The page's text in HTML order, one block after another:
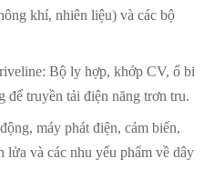
khí, nhiên liệu) và các bộ
Bộ ly hợp, khớp CV, ổ bi
để truyền tải điện năng trơn tru.
máy phát điện, cảm biến,
lửa và các nhu yếu phẩm về dây